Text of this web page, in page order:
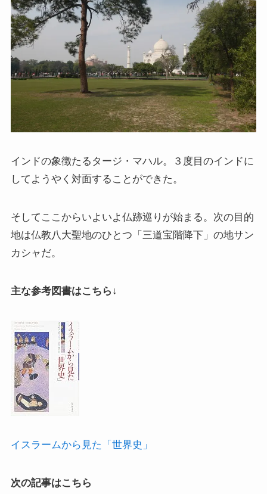
インドの象徴たるタージ・マハル。３度目のインドに
してようやく対面することができた。
そしてここからいよいよ仏跡巡りが始まる。次の目的
地は仏教八大聖地のひとつ「三道宝階降下」の地サン
カシャだ。
主な参考図書はこちら↓
イスラームから見た「世界史」
次の記事はこちら